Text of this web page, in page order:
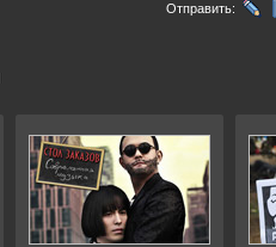
Отправить: